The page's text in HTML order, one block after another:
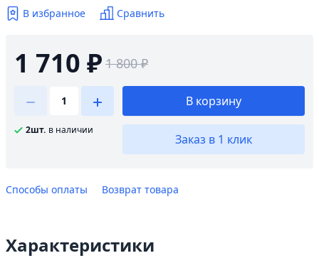
В избранное Сравнить
1 710 ₽ 1 800 ₽
2шт. в наличии
В корзину
Заказ в 1 клик
Способы оплаты Возврат товара
Характеристики